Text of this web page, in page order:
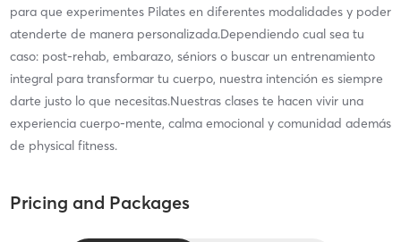
para que experimentes Pilates en diferentes modalidades y poder
atenderte de manera personalizada.Dependiendo cual sea tu
caso: post-rehab, embarazo, séniors o buscar un entrenamiento
integral para transformar tu cuerpo, nuestra intención es siempre
darte justo lo que necesitas.Nuestras clases te hacen vivir una
experiencia cuerpo-mente, calma emocional y comunidad además
de physical fitness.
Pricing and Packages